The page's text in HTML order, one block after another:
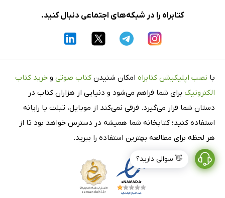
👋 سوالی دارید؟
کتابراه را در شبکه‌های اجتماعی دنبال کنید.
با نصب اپلیکیشن کتابراه امکان شنیدن کتاب صوتی و خرید کتاب
الکترونیک برای شما فراهم می‌شود و دنیایی از هزاران کتاب در
دستان شما قرار می‌گیرد. فرقی نمی‌کند از موبایل، تبلت یا رایانه
استفاده کنید؛ کتابخانه شما همیشه در دسترس خواهد بود تا از
هر لحظه برای مطالعه بهترین استفاده را ببرید.